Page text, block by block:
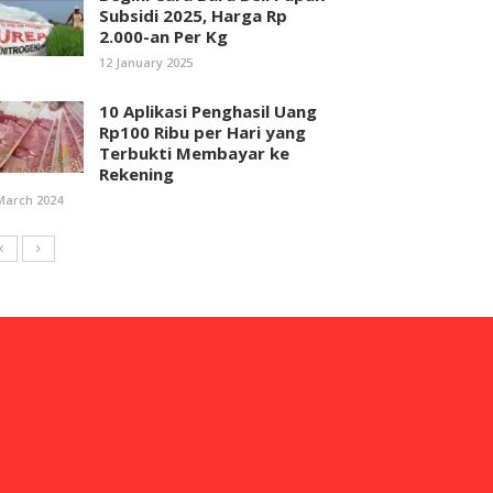
Subsidi 2025, Harga Rp
2.000-an Per Kg
12 January 2025
10 Aplikasi Penghasil Uang
Rp100 Ribu per Hari yang
Terbukti Membayar ke
Rekening
2024